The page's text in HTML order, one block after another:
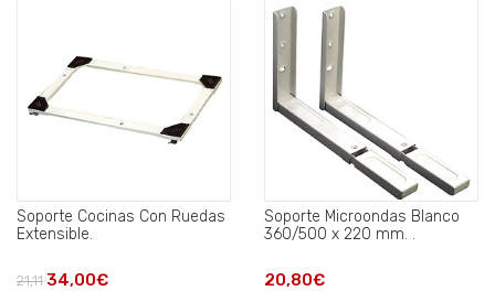
Soporte Cocinas Con Ruedas
Extensible.
21,11 34,00€
Soporte Microondas Blanco
360/500 x 220 mm. .
20,80€